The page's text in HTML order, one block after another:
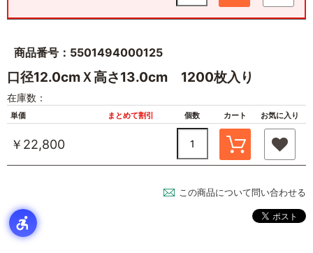
商品番号：5501494000125
口径12.0cmＸ高さ13.0cm 1200枚入り
在庫数：
単価 まとめて割引 個数 カート お気に入り
￥22,800
この商品について問い合わせる